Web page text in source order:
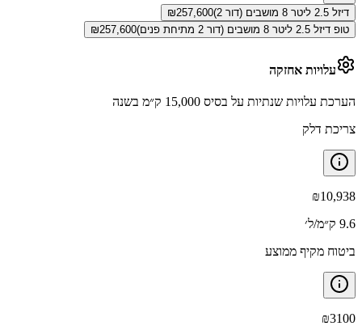
דיזל 2.5 ליטר 8 מושבים (דור 2) ₪257,600
טופ דיזל 2.5 ליטר 8 מושבים (דור 2 מתיחת פנים)
₪257,600
עלויות אחזקה
הערכת עלויות שנתיות על בסיס 15,000 ק״מ בשנה
צריכת דלק
₪10,938
9.6 ק״מ/ל׳
ביטוח מקיף ממוצע
₪3100